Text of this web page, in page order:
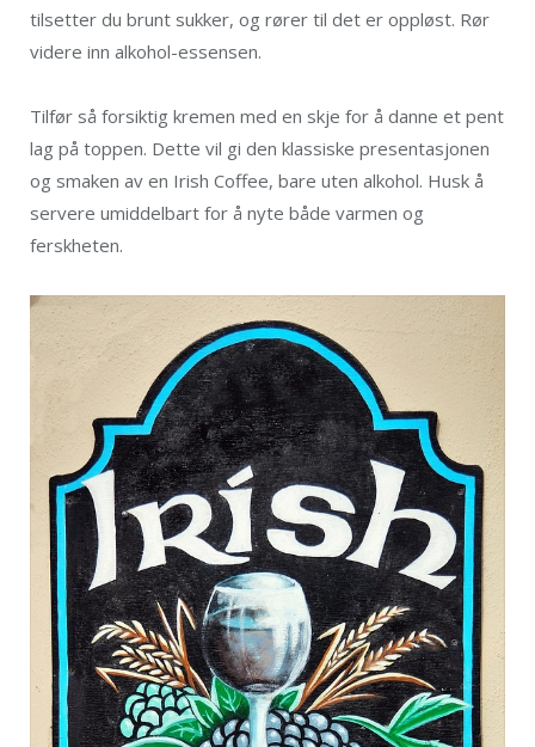
tilsetter du brunt sukker, og rører til det er oppløst. Rør
videre inn alkohol-essensen.
Tilfør så forsiktig kremen med en skje for å danne et pent
lag på toppen. Dette vil gi den klassiske presentasjonen
og smaken av en Irish Coffee, bare uten alkohol. Husk å
servere umiddelbart for å nyte både varmen og
ferskheten.